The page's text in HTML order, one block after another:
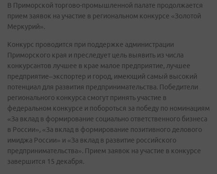
В Приморской торгово-промышленной палате продолжается
прием заявок на участие в региональном конкурсе «Золотой
Меркурий».
Конкурс проводится при поддержке администрации
Приморского края и преследует цель выявить из числа
конкурсантов лучшее в крае малое предприятие, лучшее
предприятие–экспортер и город, имеющий самый высокий
потенциал для развития предпринимательства. Победители
регионального конкурса смогут принять участие в
федеральном конкурсе и побороться за победу по номинациям
«За вклад в формирование социально ответственного бизнеса
в России», «За вклад в формирование позитивного делового
имиджа России» и «За вклад в развитие российского
предпринимательства». Прием заявок на участие в конкурсе
завершится 15 декабря.